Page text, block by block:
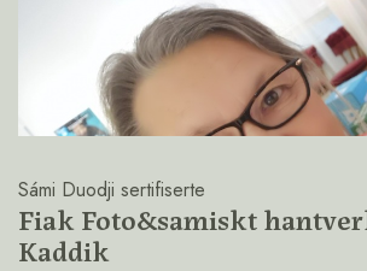
Sámi Duodji sertifiserte
Fiak Foto&samiskt
Kaddik